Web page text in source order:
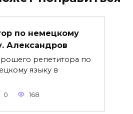
по немецкому
Александров
репетитора по
языку в
0 168